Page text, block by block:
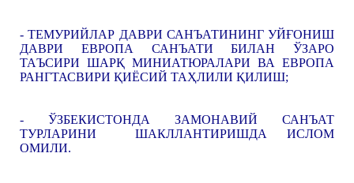
- ТЕМУРИЙЛАР ДАВРИ САНЪАТИНИНГ УЙҒОНИШ
ДАВРИ ЕВРОПА САНЪАТИ БИЛАН ЎЗАРО
ТАЪСИРИ ШАРҚ МИНИАТЮРАЛАРИ ВА ЕВРОПА
РАНГТАСВИРИ ҚИЁСИЙ ТАҲЛИЛИ ҚИЛИШ;
- ЎЗБЕКИСТОНДА ЗАМОНАВИЙ САНЪАТ
ТУРЛАРИНИ ШАКЛЛАНТИРИШДА ИСЛОМ
ОМИЛИ.